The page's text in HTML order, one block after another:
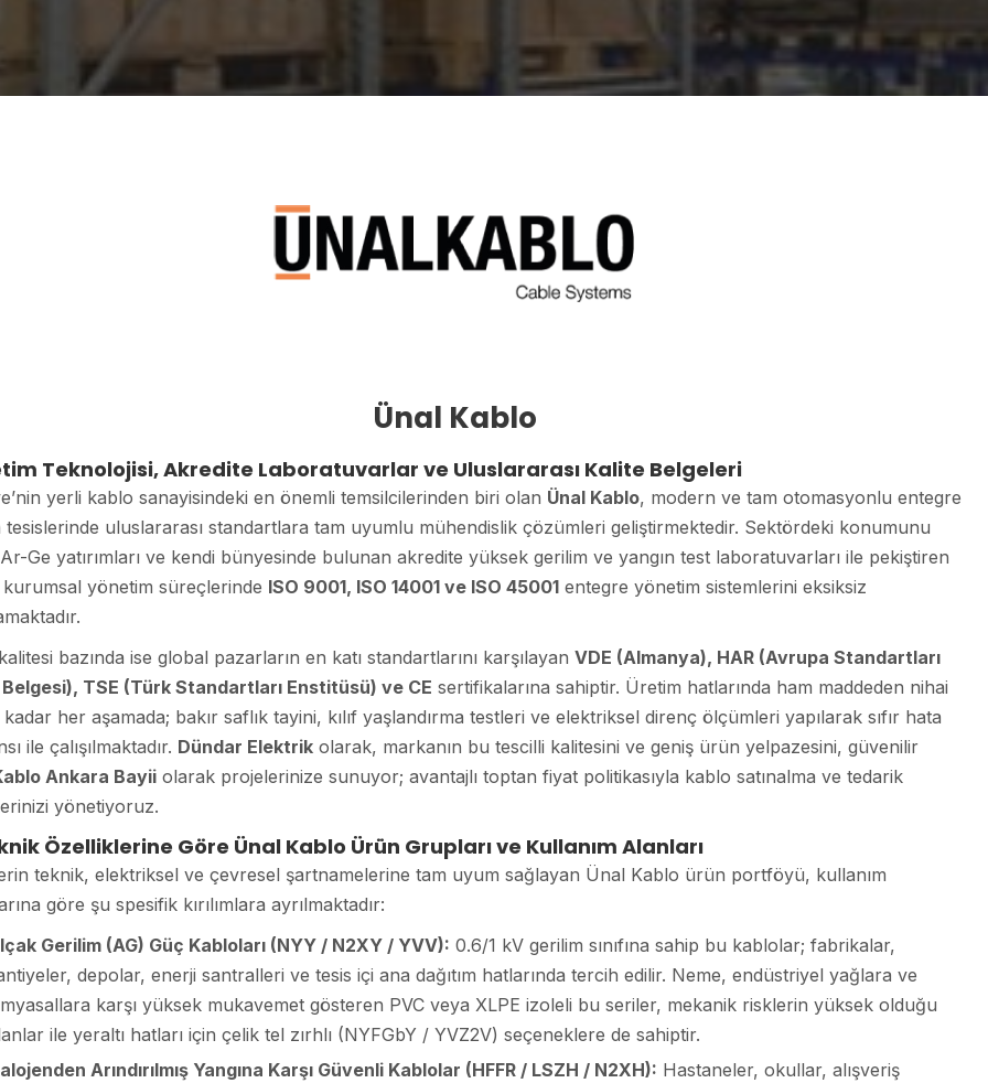
Ünal Kablo
Teknolojisi, Akredite Laboratuvarlar ve Uluslararası Kalite Belgeleri
yerli kablo sanayisindeki en önemli temsilcilerinden biri olan Ünal Kablo, modern ve tam otomasyonlu entegre
tesislerinde uluslararası standartlara tam uyumlu mühendislik çözümleri geliştirmektedir. Sektördeki konumunu
Ge yatırımları ve kendi bünyesinde bulunan akredite yüksek gerilim ve yangın test laboratuvarları ile pekiştiren
kurumsal yönetim süreçlerinde ISO 9001, ISO 14001 ve ISO 45001entegre yönetim sistemlerini eksiksiz
bazında ise global pazarların en katı standartlarını karşılayan VDE (Almanya), HAR (Avrupa Standartları
Belgesi), TSE (Türk Standartları Enstitüsü) ve CE sertifikalarına sahiptir. Üretim hatlarında ham maddeden nihai
her aşamada; bakır saflık tayini, kılıf yaşlandırma testleri ve elektriksel direnç ölçümleri yapılarak sıfır hata
ile çalışılmaktadır. Dündar Elektrikolarak, markanın bu tescilli kalitesini ve geniş ürün yelpazesini, güvenilir
Ankara Bayiiolarak projelerinize sunuyor; avantajlı toptan fiyat politikasıyla kablo satınalma ve tedarik
yönetiyoruz.
Özelliklerine Göre Ünal Kablo Ürün Grupları ve Kullanım Alanları
teknik, elektriksel ve çevresel şartnamelerine tam uyum sağlayan Ünal Kablo ürün portföyü, kullanım
göre şu spesifik kırılımlara ayrılmaktadır:
Gerilim (AG) Güç Kabloları (NYY / N2XY / YVV): 0.6/1 kV gerilim sınıfına sahip bu kablolar; fabrikalar,
depolar, enerji santralleri ve tesis içi ana dağıtım hatlarında tercih edilir. Neme, endüstriyel yağlara ve
karşı yüksek mukavemet gösteren PVC veya XLPE izoleli bu seriler, mekanik risklerin yüksek olduğu
ile yeraltı hatları için çelik tel zırhlı (NYFGbY / YVZ2V) seçeneklere de sahiptir.
Arındırılmış Yangına Karşı Güvenli Kablolar (HFFR / LSZH / N2XH): Hastaneler, okullar, alışveriş